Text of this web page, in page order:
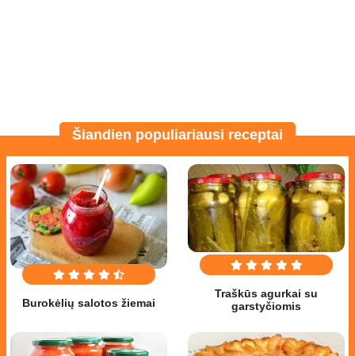
Šiandien populiariausi receptai
Burokėlių salotos žiemai
Traškūs agurkai su
garstyčiomis